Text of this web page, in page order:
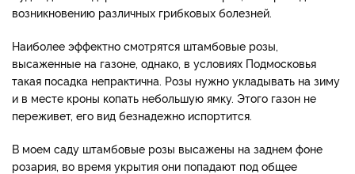
возникновению различных грибковых болезней.
Наиболее эффектно смотрятся штамбовые розы,
высаженные на газоне, однако, в условиях Подмосковья
такая посадка непрактична. Розы нужно укладывать на зиму
и в месте кроны копать небольшую ямку. Этого газон не
переживет, его вид безнадежно испортится.
В моем саду штамбовые розы высажены на заднем фоне
розария, во время укрытия они попадают под общее